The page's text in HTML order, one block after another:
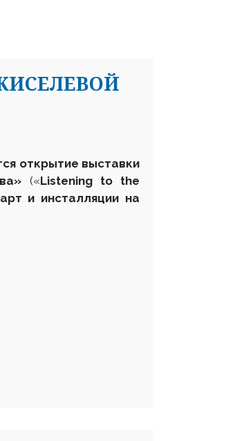
открытие выставки
(«Listening to the
и инсталляции на